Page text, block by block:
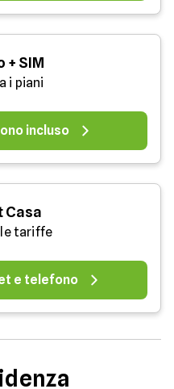
+ SIM
i piani
incluso
Casa
tariffe
e telefono